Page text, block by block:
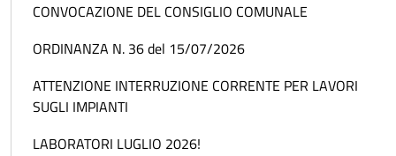
CONVOCAZIONE DEL CONSIGLIO COMUNALE
ORDINANZA N. 36 del 15/07/2026
ATTENZIONE INTERRUZIONE CORRENTE PER LAVORI
SUGLI IMPIANTI
LABORATORI LUGLIO 2026!